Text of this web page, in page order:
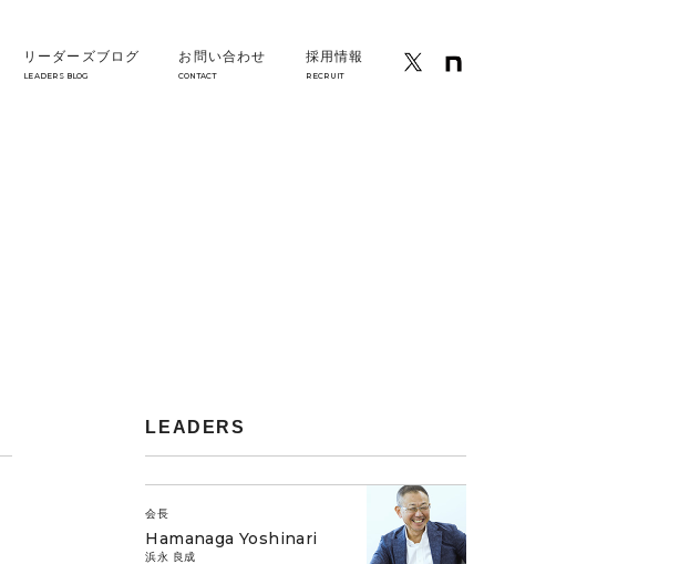
リーダーズブログ
LEADERS BLOG
お問い合わせ
CONTACT
採用情報
RECRUIT
LEADERS
会長
Hamanaga Yoshinari
浜永 良成